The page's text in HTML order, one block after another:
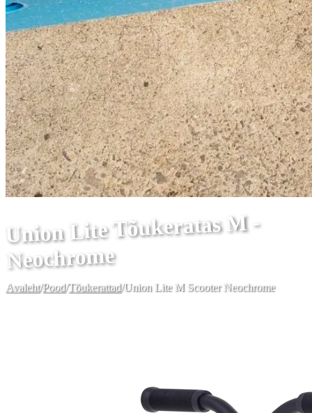
Union Lite Tõukeratas M -
Neochrome
Avaleht/Pood/Tõukerattad/Union Lite M Scooter Neochrome